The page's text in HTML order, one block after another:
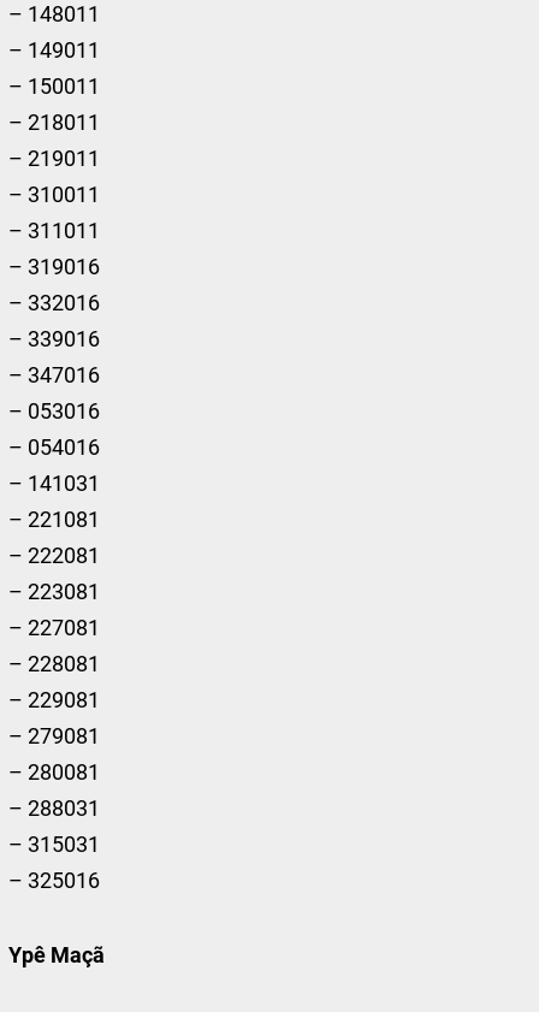
– 148011
– 149011
– 150011
– 218011
– 219011
– 310011
– 311011
– 319016
– 332016
– 339016
– 347016
– 053016
– 054016
– 141031
– 221081
– 222081
– 223081
– 227081
– 228081
– 229081
– 279081
– 280081
– 288031
– 315031
– 325016
Ypê Maçã